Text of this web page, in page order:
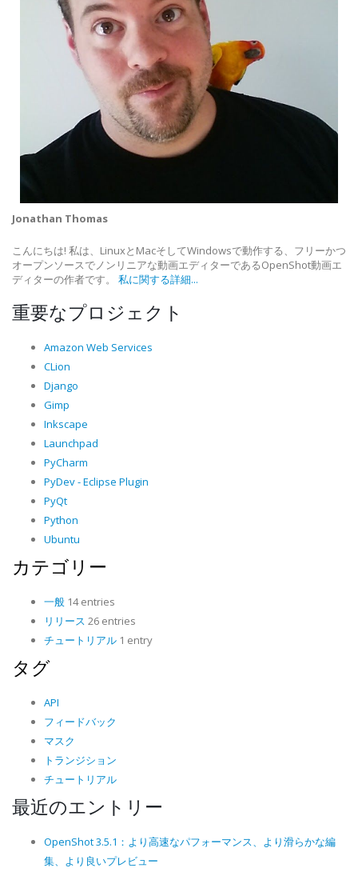
Jonathan Thomas
こんにちは! 私は、LinuxとMacそしてWindowsで動作する、フリーかつ
オープンソースでノンリニアな動画エディターであるOpenShot動画エ
ディターの作者です。 私に関する詳細...
重要なプロジェクト
Amazon Web Services
CLion
Django
Gimp
Inkscape
Launchpad
PyCharm
PyDev - Eclipse Plugin
PyQt
Python
Ubuntu
カテゴリー
一般 14 entries
リリース 26 entries
チュートリアル 1 entry
タグ
API
フィードバック
マスク
トランジション
チュートリアル
最近のエントリー
OpenShot 3.5.1：より高速なパフォーマンス、より滑らかな編
集、より良いプレビュー